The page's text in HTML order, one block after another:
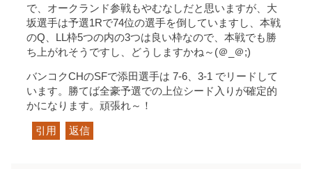
で、オークランド参戦もやむなしだと思いますが、大
坂選手は予選1Rで74位の選手を倒していますし、本戦
のQ、LL枠5つの内の3つは良い枠なので、本戦でも勝
ち上がれそうですし、どうしますかね～(＠_＠;)
バンコクCHのSFで添田選手は 7-6、3-1 でリードして
います。勝てば全豪予選での上位シード入りが確定的
かになります。頑張れ～！
引用 返信